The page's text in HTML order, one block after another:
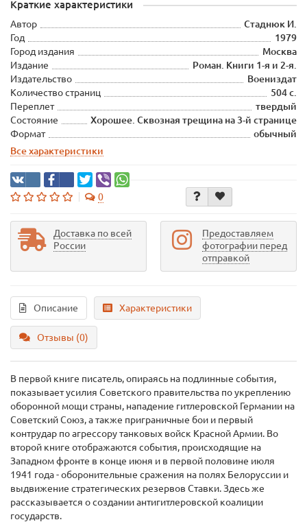
Краткие характеристики
Автор
Стаднюк И.
Год
1979
Город издания
Москва
Издание
Роман. Книги 1-я и 2-я.
Издательство
Воениздат
Количество страниц
504 с.
Переплет
твердый
Состояние
Хорошее. Сквозная трещина на 3-й странице
Формат
обычный
Все характеристики
0
Доставка по всей
России
Предоставляем
фотографии перед
отправкой
Описание Характеристики
Отзывы (0)
В первой книге писатель, опираясь на подлинные события,
показывает усилия Советского правительства по укреплению
оборонной мощи страны, нападение гитлеровской Германии на
Советский Союз, а также приграничные бои и первый
контрудар по агрессору танковых войск Красной Армии. Во
второй книге отображаются события, происходящие на
Западном фронте в конце июня и в первой половине июля
1941 года - оборонительные сражения на полях Белоруссии и
выдвижение стратегических резервов Ставки. Здесь же
рассказывается о создании антигитлеровской коалиции
государств.